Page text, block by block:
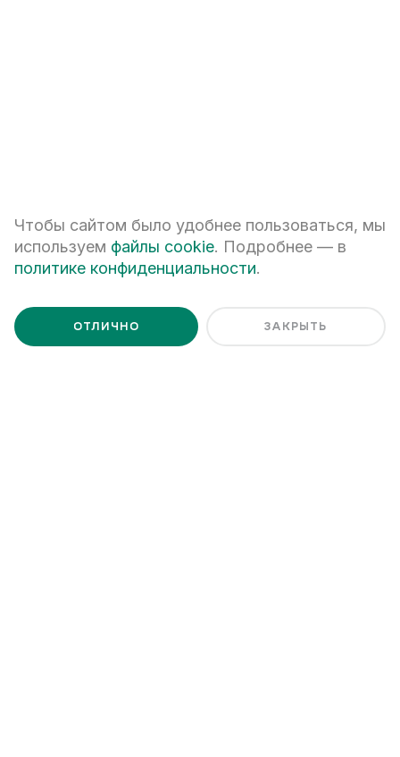
Я ознакомлен с
Политикой обработки персональных данных
Чтобы сайтом было удобнее пользоваться, мы
используем файлы cookie. Подробнее — в
политике конфиденциальности.
ОТЛИЧНО ЗАКРЫТЬ